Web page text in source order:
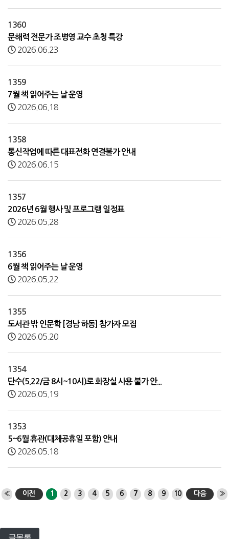
1360
문해력 전문가 조병영 교수 초청 특강
2026.06.23
1359
7월 책 읽어주는 날 운영
2026.06.18
1358
통신작업에 따른 대표전화 연결불가 안내
2026.06.15
1357
2026년 6월 행사 및 프로그램 일정표
2026.05.28
1356
6월 책 읽어주는 날 운영
2026.05.22
1355
도서관 밖 인문학 [경남 하동] 참가자 모집
2026.05.20
1354
단수(5.22/금 8시~10시)로 화장실 사용 불가 안...
2026.05.19
1353
5~6월 휴관(대체공휴일 포함) 안내
2026.05.18
« 이전 1 2 3 4 5 6 7 8 9 10 다음 »
글목록